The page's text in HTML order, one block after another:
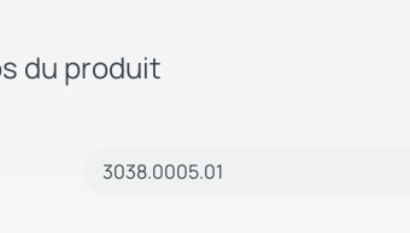
du produit